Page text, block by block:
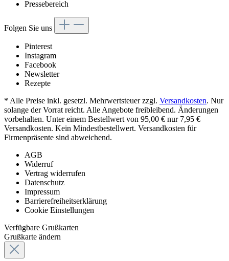
Pressebereich
Folgen Sie uns
Pinterest
Instagram
Facebook
Newsletter
Rezepte
* Alle Preise inkl. gesetzl. Mehrwertsteuer zzgl. Versandkosten. Nur
solange der Vorrat reicht. Alle Angebote freibleibend. Änderungen
vorbehalten. Unter einem Bestellwert von 95,00 € nur 7,95 €
Versandkosten. Kein Mindestbestellwert. Versandkosten für
Firmenpräsente sind abweichend.
AGB
Widerruf
Vertrag widerrufen
Datenschutz
Impressum
Barrierefreiheitserklärung
Cookie Einstellungen
Verfügbare Grußkarten
Grußkarte ändern